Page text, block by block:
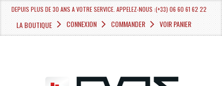
DEPUIS PLUS DE 30 ANS A VOTRE SERVICE. APPELEZ-NOUS :(+33) 06 60 61 62 22
LA BOUTIQUE CONNEXION COMMANDER VOIR PANIER